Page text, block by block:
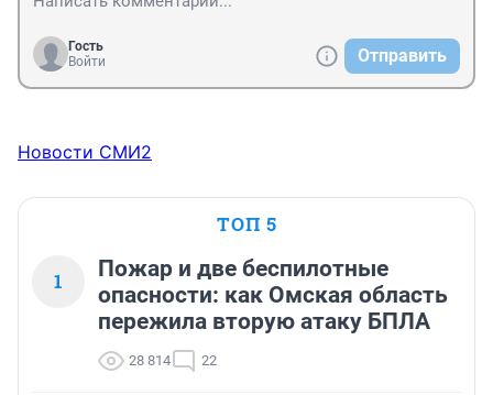
Гость
Войти
Отправить
Новости СМИ2
ТОП 5
1
Пожар и две беспилотные
опасности: как Омская область
пережила вторую атаку БПЛА
28 814 22